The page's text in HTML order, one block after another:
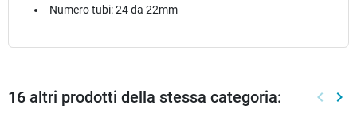
Numero tubi: 24 da 22mm
16 altri prodotti della stessa categoria: keyboard_arrow_left keyboard_arrow_right